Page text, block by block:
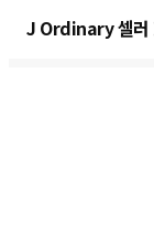
J Ordinary 셀러